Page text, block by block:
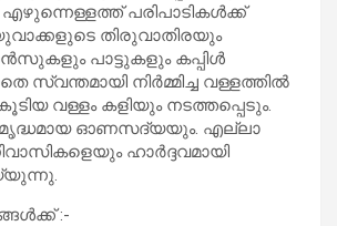
എഴുന്നെള്ളത്ത് പരിപാടികൾക്ക്
തിരുവാതിരയും
പാട്ടുകളും കപ്പിൾ
നിർമ്മിച്ച വള്ളത്തിൽ
വള്ളം കളിയും നടത്തപ്പെടും.
ഓണസദ്യയും. എല്ലാ
ഹാർദ്ദവമായി
:-